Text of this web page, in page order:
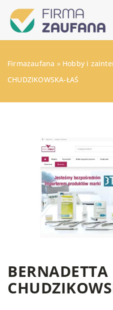
Firmazaufana » Hobby i
CHUDZIKOWSKA-ŁAŚ
BERNADETTA